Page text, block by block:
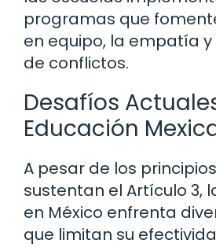
programas que
en equipo, la empatía
de conflictos.
Desafíos
Educación
A pesar de los
sustentan el Artículo 3,
en México enfrenta
que limitan su